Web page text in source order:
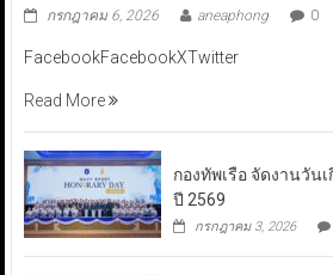
กรกฎาคม 6, 2026 aneaphong 0
FacebookFacebookXTwitter
Read More
กองทัพเรือ จัดงานวัน
ปี 2569
กรกฎาคม 3, 2026